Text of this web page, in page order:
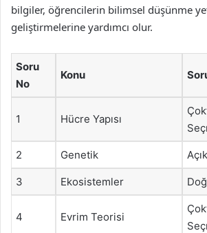
bilgiler, öğrencilerin bilimsel düşünme
geliştirmelerine yardımcı olur.
Soru
No
Konu
1 Hücre Yapısı
2 Genetik
3 Ekosistemler
4 Evrim Teorisi